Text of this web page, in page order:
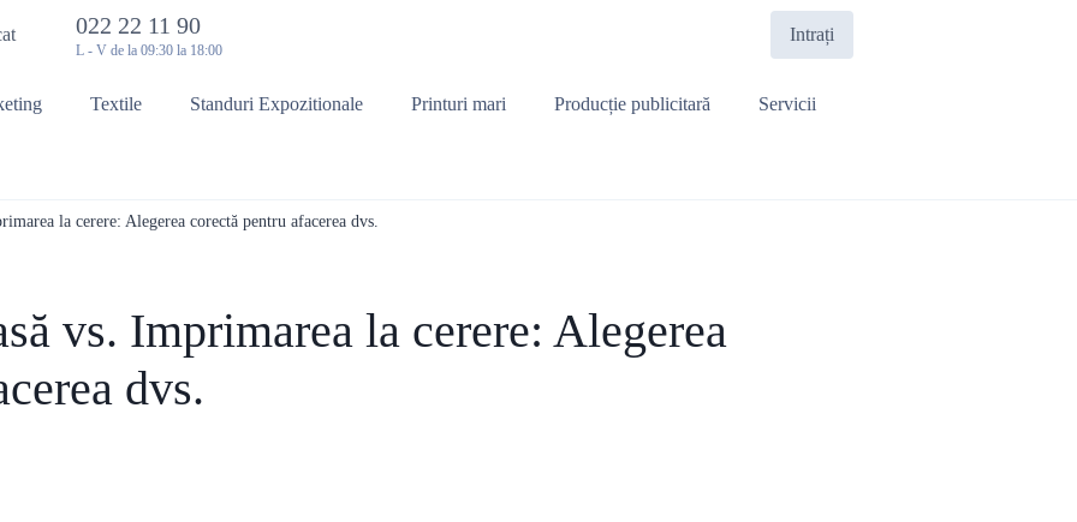
022 22 11 90
L - V de la 09:30 la 18:00
Intrați
Textile Standuri Expozitionale Printuri mari Producție publicitară Servicii
la cerere: Alegerea corectă pentru afacerea dvs.
vs. Imprimarea la cerere: Alegerea
dvs.